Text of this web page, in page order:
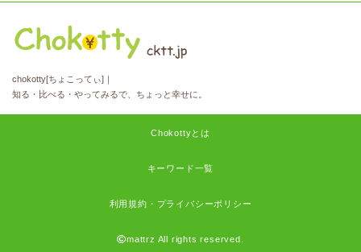
chokotty[ちょこってぃ]｜
知る・比べる・やってみるで、ちょっと幸せに。
Chokottyとは
キーワード一覧
利用規約・プライバシーポリシー
mattrz All rights reserved.